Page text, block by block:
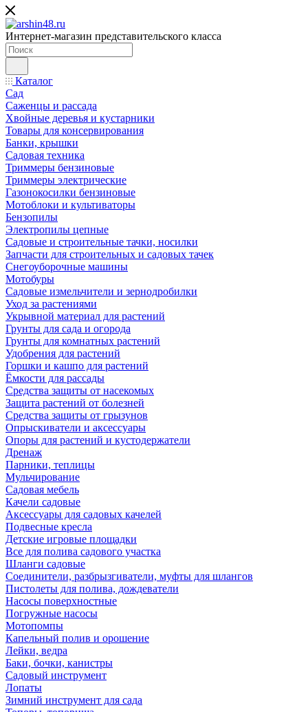
Интернет-магазин представительского класса
Каталог
Сад
Саженцы и рассада
Хвойные деревья и кустарники
Товары для консервирования
Банки, крышки
Садовая техника
Триммеры бензиновые
Триммеры электрические
Газонокосилки бензиновые
Мотоблоки и культиваторы
Бензопилы
Электропилы цепные
Садовые и строительные тачки, носилки
Запчасти для строительных и садовых тачек
Снегоуборочные машины
Мотобуры
Садовые измельчители и зернодробилки
Уход за растениями
Укрывной материал для растений
Грунты для сада и огорода
Грунты для комнатных растений
Удобрения для растений
Горшки и кашпо для растений
Ёмкости для рассады
Средства защиты от насекомых
Защита растений от болезней
Средства защиты от грызунов
Опрыскиватели и аксессуары
Опоры для растений и кустодержатели
Дренаж
Парники, теплицы
Мульчирование
Садовая мебель
Качели садовые
Аксессуары для садовых качелей
Подвесные кресла
Детские игровые площадки
Все для полива садового участка
Шланги садовые
Соединители, разбрызгиватели, муфты для шлангов
Пистолеты для полива, дождеватели
Насосы поверхностные
Погружные насосы
Мотопомпы
Капельный полив и орошение
Лейки, ведра
Баки, бочки, канистры
Садовый инструмент
Лопаты
Зимний инструмент для сада